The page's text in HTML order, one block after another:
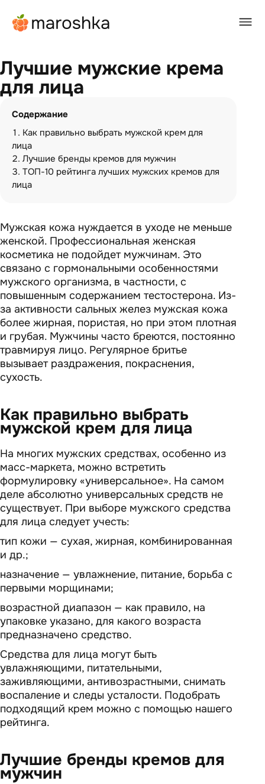
Лучшие мужские крема
для лица
Содержание
Как правильно выбрать мужской крем для
лица
Лучшие бренды кремов для мужчин
ТОП-10 рейтинга лучших мужских кремов для
лица
Мужская кожа нуждается в уходе не меньше
женской. Профессиональная женская
косметика не подойдет мужчинам. Это
связано с гормональными особенностями
мужского организма, в частности, c
повышенным содержанием тестостерона. Из-
за активности сальных желез мужская кожа
более жирная, пористая, но при этом плотная
и грубая. Мужчины часто бреются, постоянно
травмируя лицо. Регулярное бритье
вызывает раздражения, покраснения,
сухость.
Как правильно выбрать
мужской крем для лица
На многих мужских средствах, особенно из
масс-маркета, можно встретить
формулировку «универсальное». На самом
деле абсолютно универсальных средств не
существует. При выборе мужского средства
для лица следует учесть:
тип кожи — сухая, жирная, комбинированная
и др.;
назначение — увлажнение, питание, борьба с
первыми морщинами;
возрастной диапазон — как правило, на
упаковке указано, для какого возраста
предназначено средство.
Средства для лица могут быть
увлажняющими, питательными,
заживляющими, антивозрастными, снимать
воспаление и следы усталости. Подобрать
подходящий крем можно с помощью нашего
рейтинга.
Лучшие бренды кремов для
мужчин